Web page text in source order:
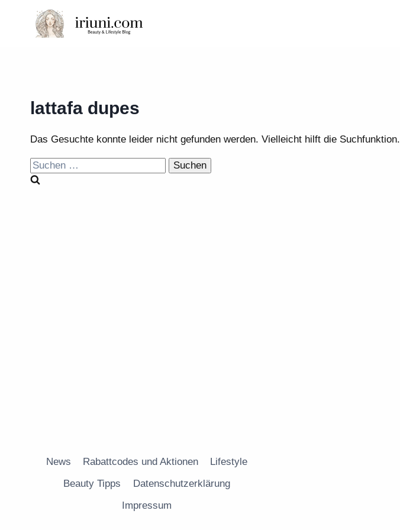
springen
lattafa dupes
Das Gesuchte konnte leider nicht gefunden werden. Vielleicht hilft die Suchfunktion.
Suchen
nach:
News Rabattcodes und Aktionen
Lifestyle
Beauty Tipps
Datenschutzerklärung
Impressum